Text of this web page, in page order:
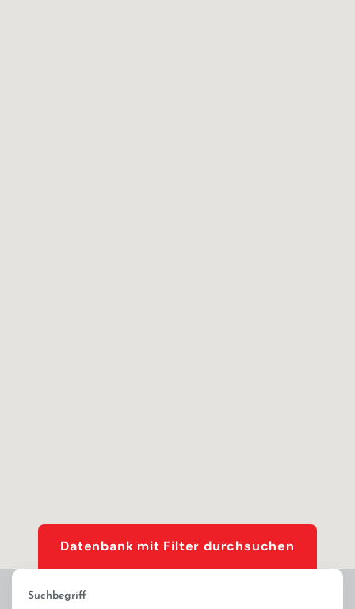
Datenbank mit Filter durchsuchen
Suchbegriff